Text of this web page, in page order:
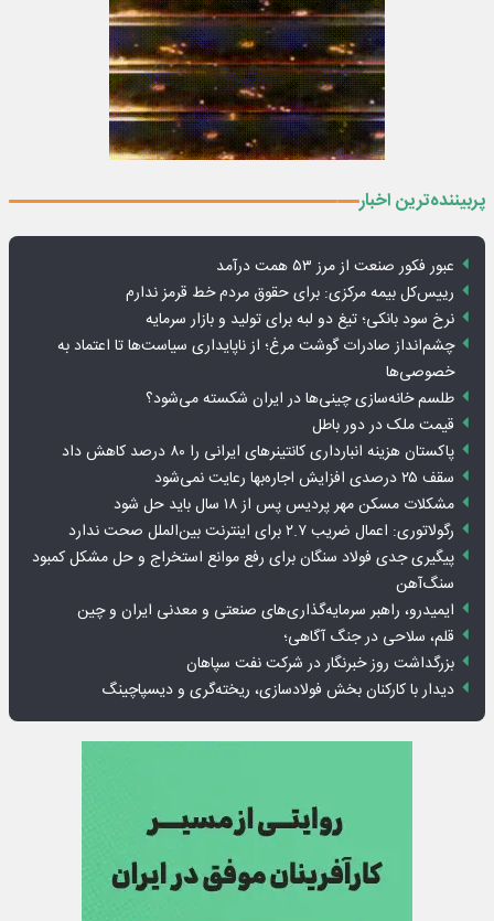
پربیننده‌ترین اخبار
عبور فکور صنعت از مرز ۵۳ همت درآمد
رییس‌کل بیمه مرکزی: برای حقوق مردم خط قرمز ندارم
نرخ سود بانکی؛ تیغ دو لبه برای تولید و بازار سرمایه
چشم‌انداز صادرات گوشت مرغ؛ از ناپایداری سیاست‌ها تا اعتماد به
خصوصی‌ها
طلسم خانه‌سازی چینی‌ها در ایران شکسته می‌شود؟
قیمت ملک در دور باطل
پاکستان هزینه انبارداری کانتینرهای ایرانی را ۸۰ درصد کاهش داد
سقف ۲۵ درصدی افزایش اجاره‌بها رعایت نمی‌شود
مشکلات مسکن مهر پردیس پس از ۱۸ سال باید حل شود
رگولاتوری: اعمال ضریب ۲.۷ برای اینترنت بین‌الملل صحت ندارد
پیگیری جدی فولاد سنگان برای رفع موانع استخراج و حل مشکل کمبود
سنگ‌آهن
ایمیدرو، راهبر سرمایه‌گذاری‌های صنعتی و معدنی ایران و چین
قلم، سلاحی در جنگ آگاهی؛
بزرگداشت روز خبرنگار در شرکت نفت سپاهان
دیدار با کارکنان بخش فولادسازی، ریخته‌گری و دیسپاچینگ